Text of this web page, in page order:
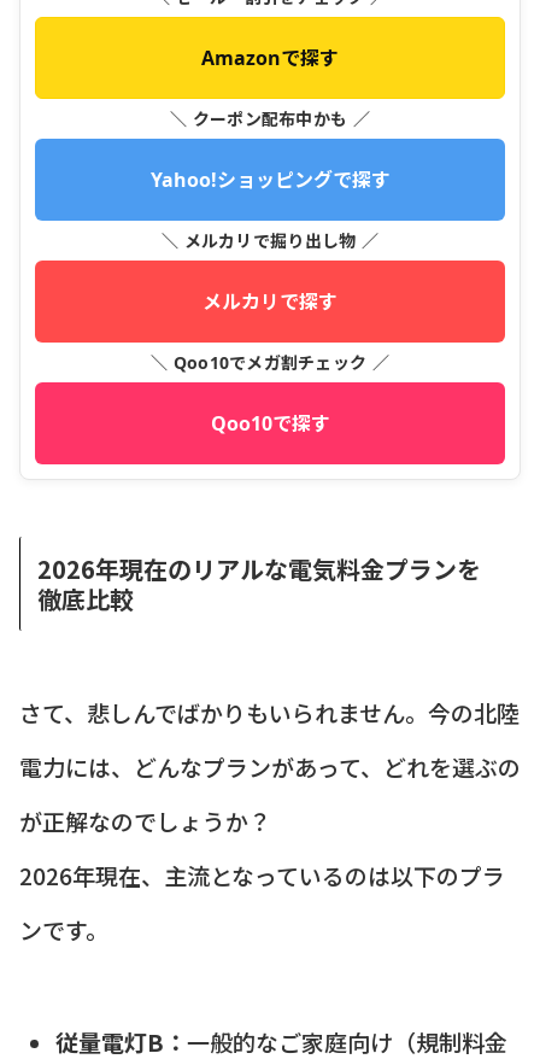
Amazonで探す
＼ クーポン配布中かも ／
Yahoo!ショッピングで探す
＼ メルカリで掘り出し物 ／
メルカリで探す
＼ Qoo10でメガ割チェック ／
Qoo10で探す
2026年現在のリアルな電気料金プランを
徹底比較
さて、悲しんでばかりもいられません。今の北陸
電力には、どんなプランがあって、どれを選ぶの
が正解なのでしょうか？
2026年現在、主流となっているのは以下のプラ
ンです。
従量電灯B： 一般的なご家庭向け（規制料金